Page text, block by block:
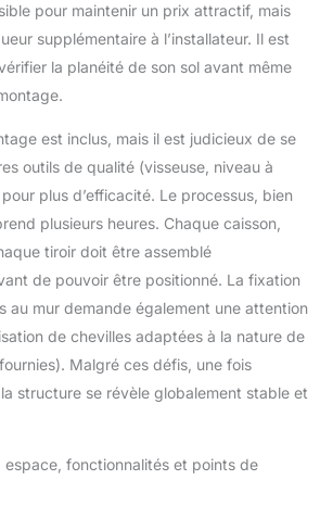
pour maintenir un prix attractif, mais
supplémentaire à l’installateur. Il est
la planéité de son sol avant même
est inclus, mais il est judicieux de se
outils de qualité (visseuse, niveau à
plus d’efficacité. Le processus, bien
plusieurs heures. Chaque caisson,
tiroir doit être assemblé
de pouvoir être positionné. La fixation
au mur demande également une attention
de chevilles adaptées à la nature de
Malgré ces défis, une fois
la structure se révèle globalement stable et
espace, fonctionnalités et points de